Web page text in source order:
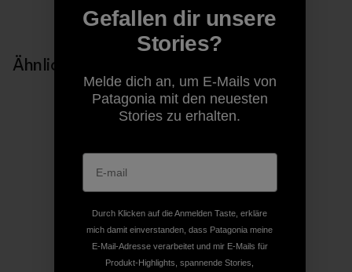
Ähnliche Storys
Gefallen dir unsere
Stories?
Melde dich an, um E-Mails von
Patagonia mit den neuesten
Stories zu erhalten.
Durch Klicken auf die Anmelden Taste, erkläre
mich damit einverstanden, dass Patagonia meine
E-Mail-Adresse verarbeitet und mir E-Mails für
Produkt-Highlights, spannende Stories,